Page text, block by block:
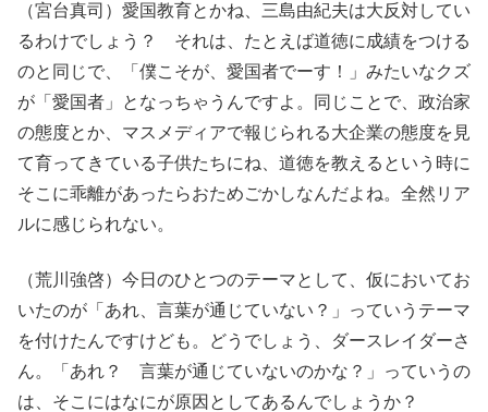
（宮台真司）愛国教育とかね、三島由紀夫は大反対してい
るわけでしょう？ それは、たとえば道徳に成績をつける
のと同じで、「僕こそが、愛国者でーす！」みたいなクズ
が「愛国者」となっちゃうんですよ。同じことで、政治家
の態度とか、マスメディアで報じられる大企業の態度を見
て育ってきている子供たちにね、道徳を教えるという時に
そこに乖離があったらおためごかしなんだよね。全然リア
ルに感じられない。
（荒川強啓）今日のひとつのテーマとして、仮においてお
いたのが「あれ、言葉が通じていない？」っていうテーマ
を付けたんですけども。どうでしょう、ダースレイダーさ
ん。「あれ？ 言葉が通じていないのかな？」っていうの
は、そこにはなにが原因としてあるんでしょうか？